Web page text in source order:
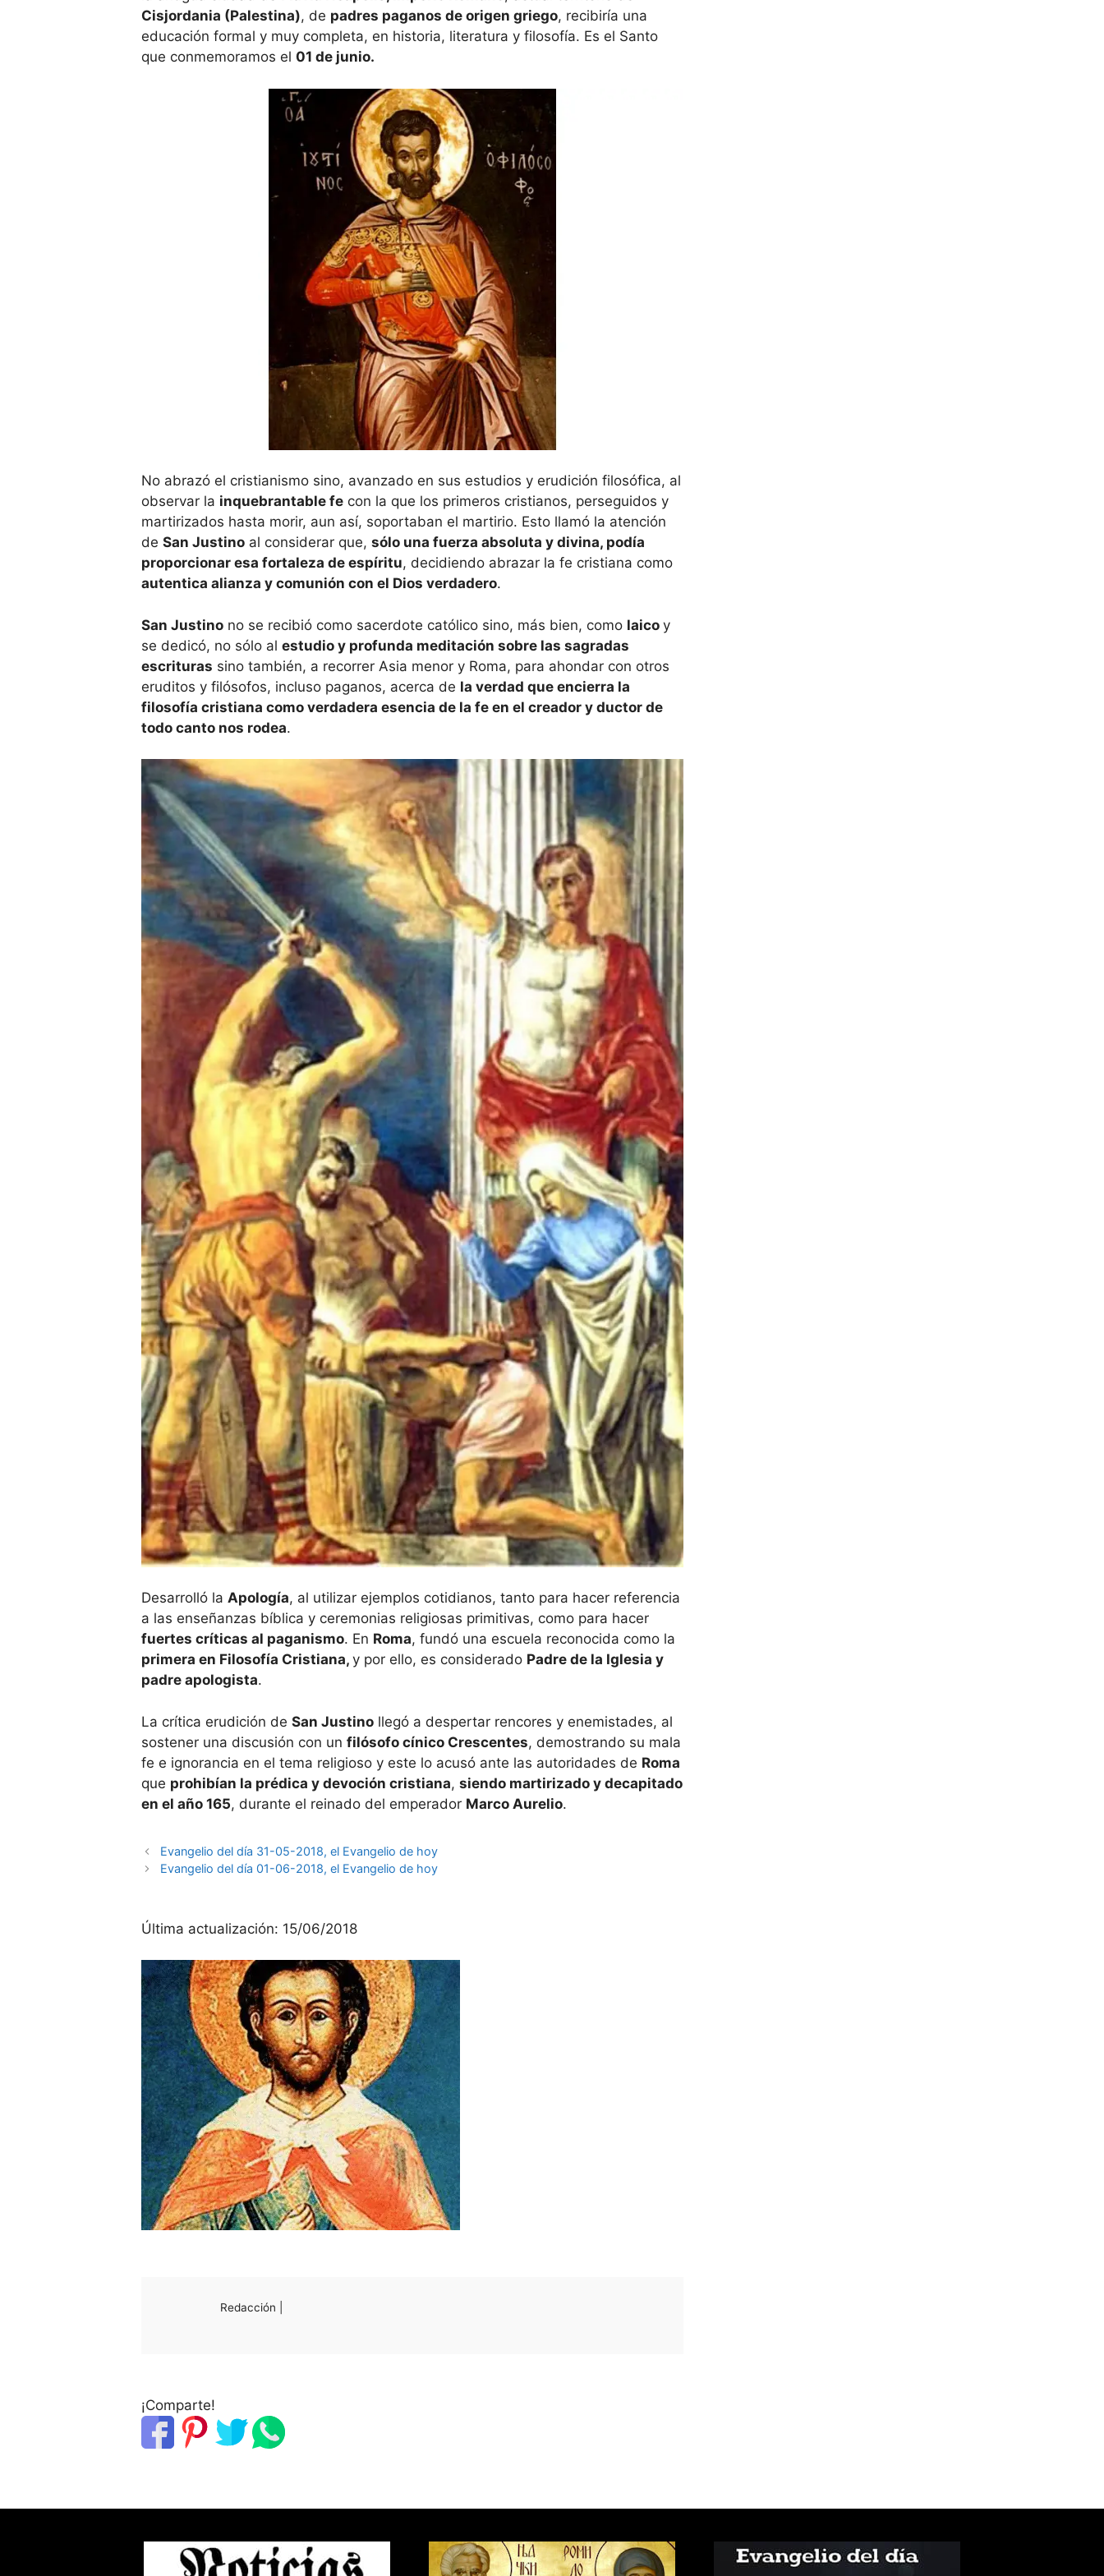
Cisjordania (Palestina), de padres paganos de origen griego, recibiría una
educación formal y muy completa, en historia, literatura y filosofía. Es el Santo
que conmemoramos el 01 de junio.
No abrazó el cristianismo sino, avanzado en sus estudios y erudición filosófica, al
observar la inquebrantable fe con la que los primeros cristianos, perseguidos y
martirizados hasta morir, aun así, soportaban el martirio. Esto llamó la atención
de San Justino al considerar que, sólo una fuerza absoluta y divina, podía
proporcionar esa fortaleza de espíritu, decidiendo abrazar la fe cristiana como
autentica alianza y comunión con el Dios verdadero.
San Justino no se recibió como sacerdote católico sino, más bien, como laico y
se dedicó, no sólo al estudio y profunda meditación sobre las sagradas
escrituras sino también, a recorrer Asia menor y Roma, para ahondar con otros
eruditos y filósofos, incluso paganos, acerca de la verdad que encierra la
filosofía cristiana como verdadera esencia de la fe en el creador y ductor de
todo canto nos rodea.
Desarrolló la Apología, al utilizar ejemplos cotidianos, tanto para hacer referencia
a las enseñanzas bíblica y ceremonias religiosas primitivas, como para hacer
fuertes críticas al paganismo. En Roma, fundó una escuela reconocida como la
primera en Filosofía Cristiana, y por ello, es considerado Padre de la Iglesia y
padre apologista.
La crítica erudición de San Justino llegó a despertar rencores y enemistades, al
sostener una discusión con un filósofo cínico Crescentes, demostrando su mala
fe e ignorancia en el tema religioso y este lo acusó ante las autoridades de Roma
que prohibían la prédica y devoción cristiana, siendo martirizado y decapitado
en el año 165, durante el reinado del emperador Marco Aurelio.
Evangelio del día 31-05-2018, el Evangelio de hoy
Evangelio del día 01-06-2018, el Evangelio de hoy
Última actualización: 15/06/2018
Redacción |
¡Comparte!